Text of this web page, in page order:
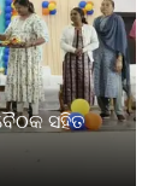
ସହିତ